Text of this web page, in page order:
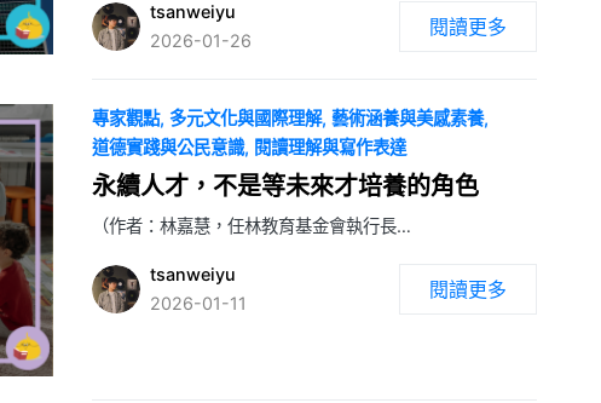
tsanweiyu
2026-01-26
閱讀更多
專家觀點 多元文化與國際理解 藝術涵養與美感素養
道德實踐與公民意識 閱讀理解與寫作表達
永續人才，不是等未來才培養的角色
（作者：林嘉慧，任林教育基金會執行長…
tsanweiyu
2026-01-11
閱讀更多